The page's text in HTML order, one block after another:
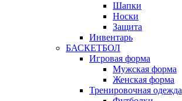
Шапки
Носки
Защита
Инвентарь
БАСКЕТБОЛ
Игровая форма
Мужская форма
Женская форма
Тренировочная одежда